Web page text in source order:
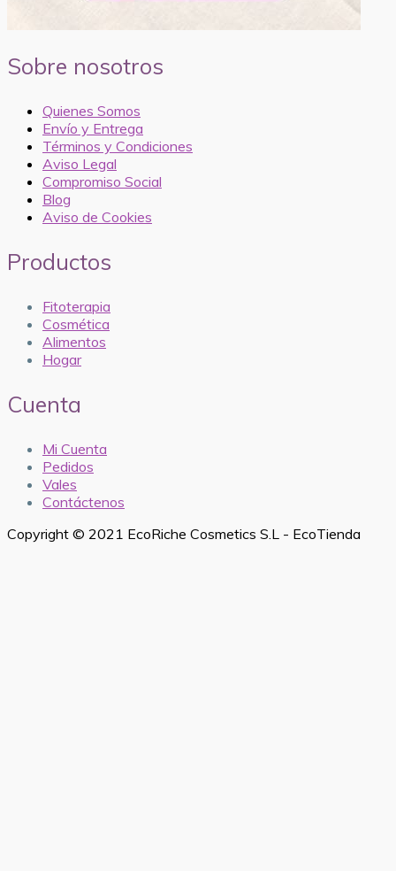
Sobre nosotros
Quienes Somos
Envío y Entrega
Términos y Condiciones
Aviso Legal
Compromiso Social
Blog
Aviso de Cookies
Productos
Fitoterapia
Cosmética
Alimentos
Hogar
Cuenta
Mi Cuenta
Pedidos
Vales
Contáctenos
Copyright © 2021 EcoRiche Cosmetics S.L - EcoTienda